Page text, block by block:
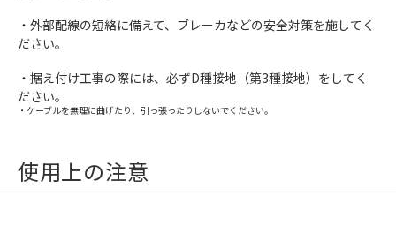
・外部配線の短絡に備えて、ブレーカなどの安全対策を施してく
ださい。
・据え付け工事の際には、必ずD種接地（第3種接地）をしてく
ださい。
・ケーブルを無理に曲げたり、引っ張ったりしないでください。
使用上の注意